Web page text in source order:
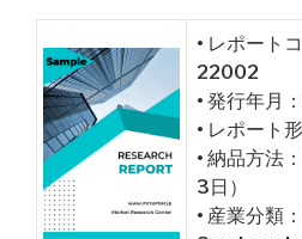
• レポート
22002
• 発行年月
• レポート
• 納品方法
3日）
• 産業分類